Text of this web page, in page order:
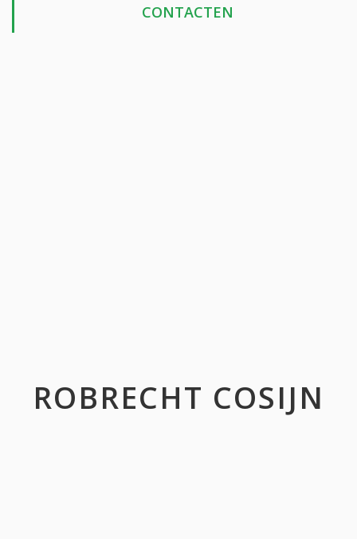
CONTACTEN
ROBRECHT COSIJN